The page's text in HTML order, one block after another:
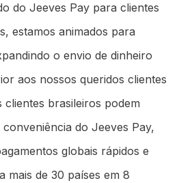
do Jeeves Pay para clientes
estamos animados para
o envio de dinheiro
aos nossos queridos clientes
clientes brasileiros podem
do Jeeves Pay,
globais rápidos e
mais de 30 países em 8